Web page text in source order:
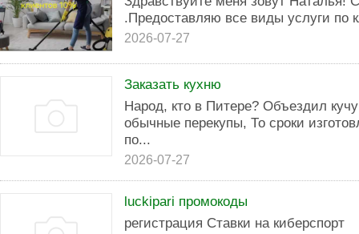
.Предоставляю все виды услуги по
2026-07-27
Заказать кухню
Народ, кто в Питере? Объездил
обычные перекупы, То сроки
по...
2026-07-27
luckipari промокоды
регистрация Ставки на киберспорт